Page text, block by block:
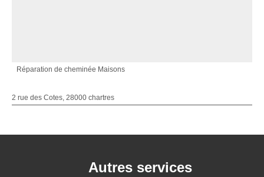
Réparation de cheminée Maisons
2 rue des Cotes, 28000 chartres
Autres services